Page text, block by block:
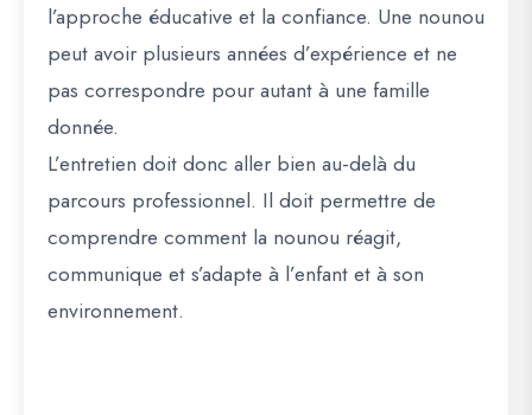
l’approche éducative et la confiance. Une nounou
peut avoir plusieurs années d’expérience et ne
pas correspondre pour autant à une famille
donnée.
L’entretien doit donc aller bien au-delà du
parcours professionnel. Il doit permettre de
comprendre comment la nounou réagit,
communique et s’adapte à l’enfant et à son
environnement.